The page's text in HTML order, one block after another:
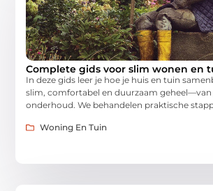
Complete gids voor slim wonen en
In deze gids leer je hoe je huis en tuin
slim, comfortabel en duurzaam
onderhoud. We behandelen praktische
Woning En Tuin